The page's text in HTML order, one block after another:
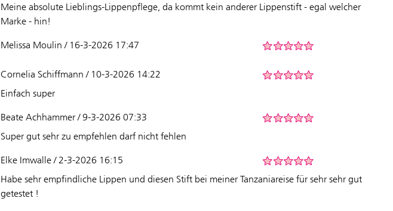
Meine absolute Lieblings-Lippenpflege, da kommt kein anderer Lippenstift - egal welcher
Marke - hin!
Melissa Moulin / 16-3-2026 17:47
Cornelia Schiffmann / 10-3-2026 14:22
Einfach super
Beate Achhammer / 9-3-2026 07:33
Super gut sehr zu empfehlen darf nicht fehlen
Elke Imwalle / 2-3-2026 16:15
Habe sehr empfindliche Lippen und diesen Stift bei meiner Tanzaniareise für sehr sehr gut
getestet !